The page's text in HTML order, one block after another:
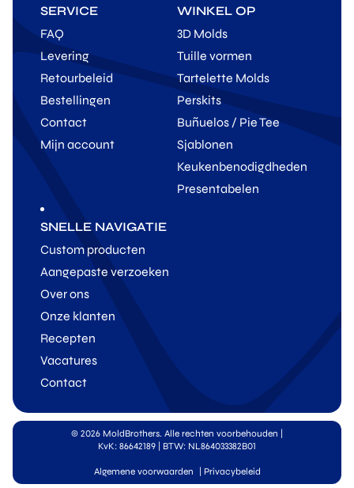
SERVICE
FAQ
Levering
Retourbeleid
Bestellingen
Contact
Mijn account
WINKEL OP
3D Molds
Tuille vormen
Tartelette Molds
Perskits
Buñuelos / Pie Tee
Sjablonen
Keukenbenodigdheden
Presentabelen
SNELLE NAVIGATIE
Custom producten
Aangepaste verzoeken
Over ons
Onze klanten
Recepten
Vacatures
Contact
© 2026 MoldBrothers. Alle rechten voorbehouden
KvK: 86642189 | BTW: NL864033382B01
Algemene voorwaarden Privacybeleid